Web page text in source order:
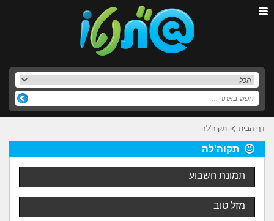
דף הבית תקוה'לה
תקוה'לה
תמונת השבוע
מזל טוב